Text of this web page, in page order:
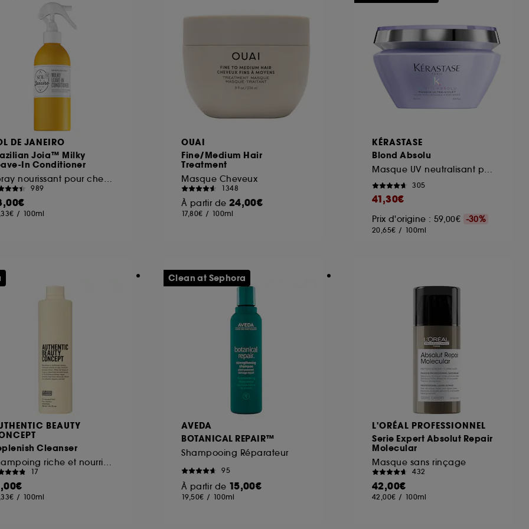
DE JANEIRO
Joia™ Milky
In Conditioner
989
/ 100ml
OUAI
Fine/Medium Hair
Treatment
Masque Cheveux
1348
À partir de 24,00€
17,80€ / 100ml
KÉRASTASE
Blond Absolu
305
41,30€
Prix d'origine : 59,00€ -30%
20,65€ / 100ml
BEAUTY
Cleanser
17
/ 100ml
AVEDA
BOTANICAL REPAIR™
Shampooing Réparateur
95
À partir de 15,00€
19,50€ / 100ml
Clean at Sephora
L'ORÉAL PROFESSIONNEL
Serie Expert Absolut Repair
Molecular
Masque sans rinçage
432
42,00€
42,00€ / 100ml
et la lecture de ces traceurs requiert votre accord. Vous pouvez personnaliser vos choix concernant
mes choix" ci-dessous ou décider de "tout accepter". Sephora pourra associer les
Cookies, pour les finalités acceptées, avec les données personnelles collectées ou générées lors
refuser tous les cookies, cliques sur "continuer sans accepter". Voous pouvez à tout moment choisir
obtenir plus d'information sur les cookies utilisés,